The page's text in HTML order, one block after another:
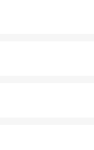
LINKVIL DH301D